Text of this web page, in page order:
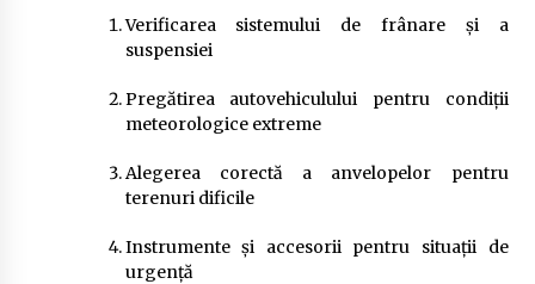
Verificarea sistemului de frânare și a
suspensiei
Pregătirea autovehiculului pentru condiții
meteorologice extreme
Alegerea corectă a anvelopelor pentru
terenuri dificile
Instrumente și accesorii pentru situații de
urgență